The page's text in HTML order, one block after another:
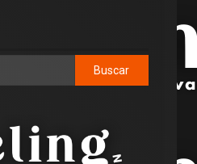
Buscar